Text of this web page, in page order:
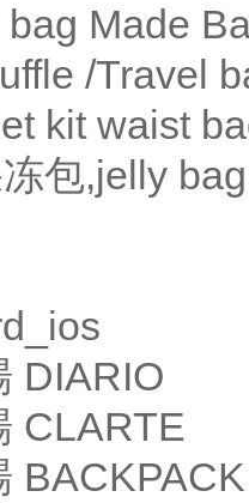
bag Made
/Travel
kit waist
包,jelly bag
DIARIO
CLARTE
BACKPACK